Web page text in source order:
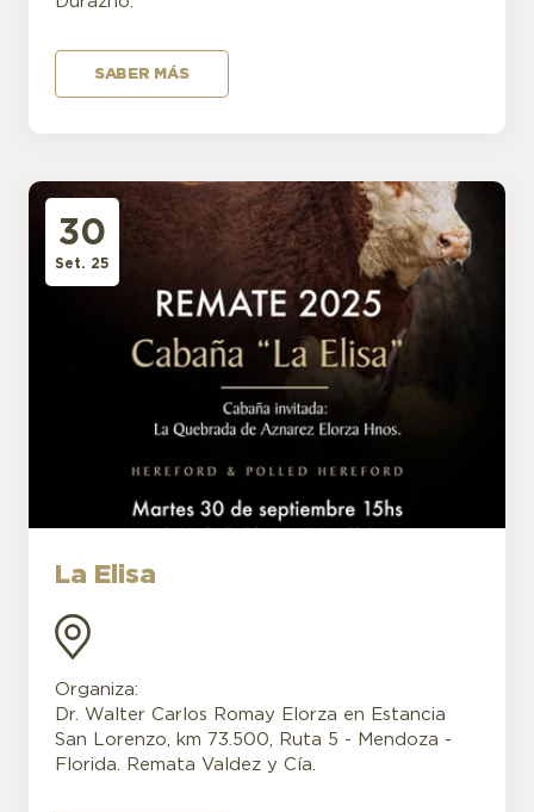
SABER MÁS
30
Set. 25
La Elisa
Organiza:
Dr. Walter Carlos Romay Elorza en Estancia
San Lorenzo, km 73.500, Ruta 5 - Mendoza -
Florida. Remata Valdez y Cía.